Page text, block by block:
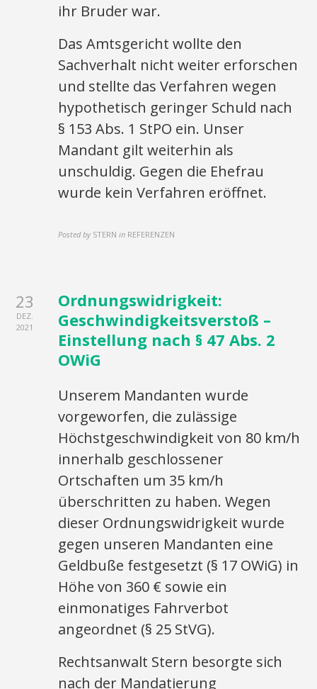
ihr Bruder war.
Das Amtsgericht wollte den
Sachverhalt nicht weiter erforschen
und stellte das Verfahren wegen
hypothetisch geringer Schuld nach
§ 153 Abs. 1 StPO ein. Unser
Mandant gilt weiterhin als
unschuldig. Gegen die Ehefrau
wurde kein Verfahren eröffnet.
Posted by STERN in REFERENZEN
23
DEZ.
2021
Ordnungswidrigkeit:
Geschwindigkeitsverstoß –
Einstellung nach § 47 Abs. 2
OWiG
Unserem Mandanten wurde
vorgeworfen, die zulässige
Höchstgeschwindigkeit von 80 km/h
innerhalb geschlossener
Ortschaften um 35 km/h
überschritten zu haben. Wegen
dieser Ordnungswidrigkeit wurde
gegen unseren Mandanten eine
Geldbuße festgesetzt (§ 17 OWiG) in
Höhe von 360 € sowie ein
einmonatiges Fahrverbot
angeordnet (§ 25 StVG).
Rechtsanwalt Stern besorgte sich
nach der Mandatierung